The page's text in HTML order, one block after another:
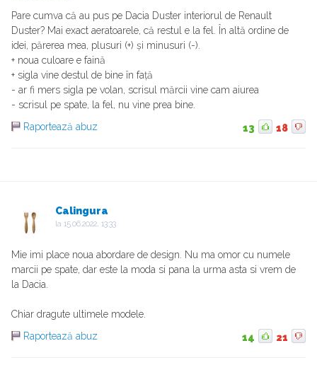
Pare cumva că au pus pe Dacia Duster interiorul de Renault
Duster? Mai exact aeratoarele, că restul e la fel. În altă ordine de
idei, părerea mea, plusuri (+) și minusuri (-).
+ noua culoare e faină
+ sigla vine destul de bine în față
- ar fi mers sigla pe volan, scrisul mărcii vine cam aiurea
- scrisul pe spate, la fel, nu vine prea bine.
Raportează abuz
13 18
Calingura
la 15.06.2022, 13:33
Mie imi place noua abordare de design. Nu ma omor cu numele
marcii pe spate, dar este la moda si pana la urma asta si vrem de
la Dacia.
Chiar dragute ultimele modele.
Raportează abuz
14 21